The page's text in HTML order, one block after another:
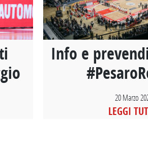
Info e
20 Marzo
LEGGI